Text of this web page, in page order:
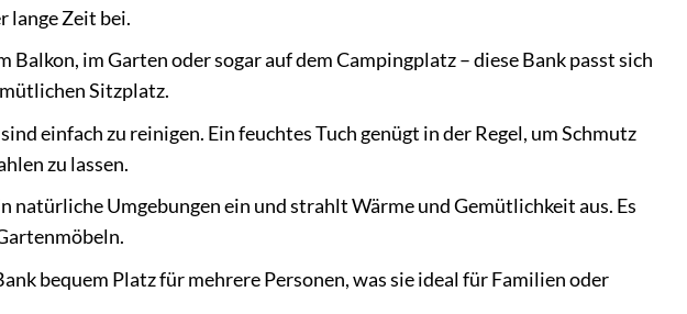
lange Zeit bei.
Balkon, im Garten oder sogar auf dem Campingplatz – diese Bank passt sich
Sitzplatz.
einfach zu reinigen. Ein feuchtes Tuch genügt in der Regel, um Schmutz
zu lassen.
natürliche Umgebungen ein und strahlt Wärme und Gemütlichkeit aus. Es
bequem Platz für mehrere Personen, was sie ideal für Familien oder